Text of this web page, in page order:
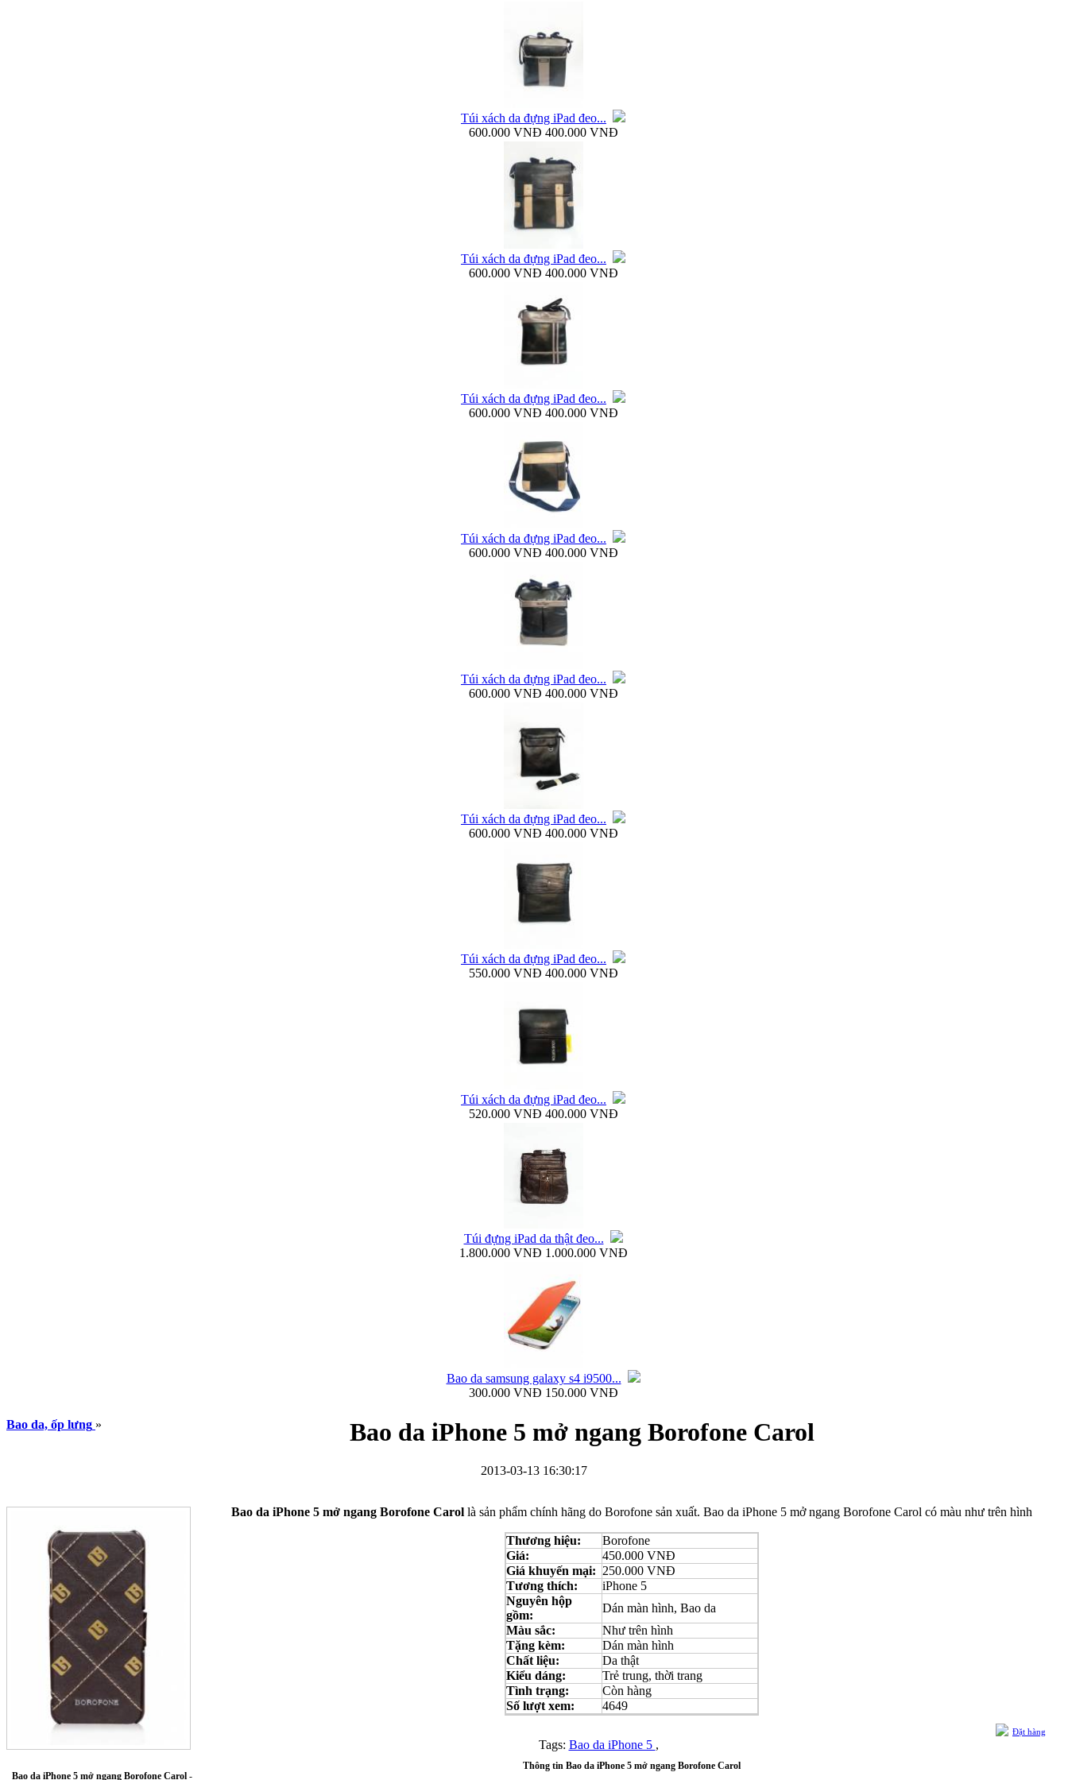
Bao da Galaxy Note 3 N900 mở ngang Zenus...
Nắp lưng Samsung Galaxy Note 3 N9000 Baseus...
Bao da Samsung Galaxy Note 3 N9000 Baseus Folio
Bao da Samsung Galaxy Note 3 N9000 mở ngang...
Dock sạc pin rời Samsung Galaxy S4 i9500...
Bao da Samsung Galaxy S4 mini Flip Cover i9190...
Túi đựng iPad da thật đeo chéo thời...
Ốp lưng samsung Galaxy S4 i9500 Baseus...
Ốp lưng silicon Samsung Galaxy S4 Baseus...
Ốp lưng Samsung Galaxy S4 i9500 Rock Naked...
Bao da Samsung Galaxy S3 Mini i8190 Flip Cover...
Ốp lưng HTC One M7 Nillkin
Túi xách da đựng iPad đeo...
600.000 VNĐ 400.000 VNĐ
Túi xách da đựng iPad đeo...
600.000 VNĐ 400.000 VNĐ
Túi xách da đựng iPad đeo...
600.000 VNĐ 400.000 VNĐ
Túi xách da đựng iPad đeo...
600.000 VNĐ 400.000 VNĐ
Túi xách da đựng iPad đeo...
600.000 VNĐ 400.000 VNĐ
Túi xách da đựng iPad đeo...
600.000 VNĐ 400.000 VNĐ
Túi xách da đựng iPad đeo...
550.000 VNĐ 400.000 VNĐ
Túi xách da đựng iPad đeo...
520.000 VNĐ 400.000 VNĐ
Túi đựng iPad da thật đeo...
1.800.000 VNĐ 1.000.000 VNĐ
Bao da samsung galaxy s4 i9500...
300.000 VNĐ 150.000 VNĐ
Bao da, ốp lưng » Bao da iPhone 5 mở ngang Borofone Carol
2013-03-13 16:30:17
Bao da iPhone 5 mở ngang Borofone Carol-
Bao da iPhone 5 mở ngang Borofone Carollà sản phẩm chính hãng do Borofone sản xuất. Bao da iPhone 5 mở ngang Borofone Carol có màu như trên hình
Thương hiệu:
Borofone
Giá:
450.000 VNĐ
Giá khuyến mại: 250.000 VNĐ
Tương thích:
iPhone 5
Nguyên hộp
gồm:
Dán màn hình, Bao da
Màu sắc:
Như trên hình
Tặng kèm:
Dán màn hình
Chất liệu:
Da thật
Kiểu dáng:
Trẻ trung, thời trang
Tình trạng:
Còn hàng
Số lượt xem:
4649
Đặt hàng
Tags: Bao da iPhone 5 ,
Thông tin Bao da iPhone 5 mở ngang Borofone Carol